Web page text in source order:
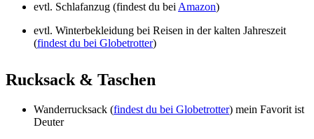
evtl. Schlafanzug (findest du beiAmazon)
evtl. Winterbekleidung bei Reisen in der kalten Jahreszeit
(findest du bei Globetrotter)
Rucksack & Taschen
Wanderrucksack (findest du bei Globetrotter) mein Favorit ist
Deuter